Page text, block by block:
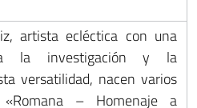
artista ecléctica con una
la investigación y la
versatilidad, nacen varios
«Romana – Homenaje a